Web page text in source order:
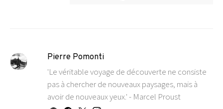
Pierre Pomonti
'Le véritable voyage de découverte ne consiste
pas à chercher de nouveaux paysages, mais à
avoir de nouveaux yeux.' - Marcel Proust